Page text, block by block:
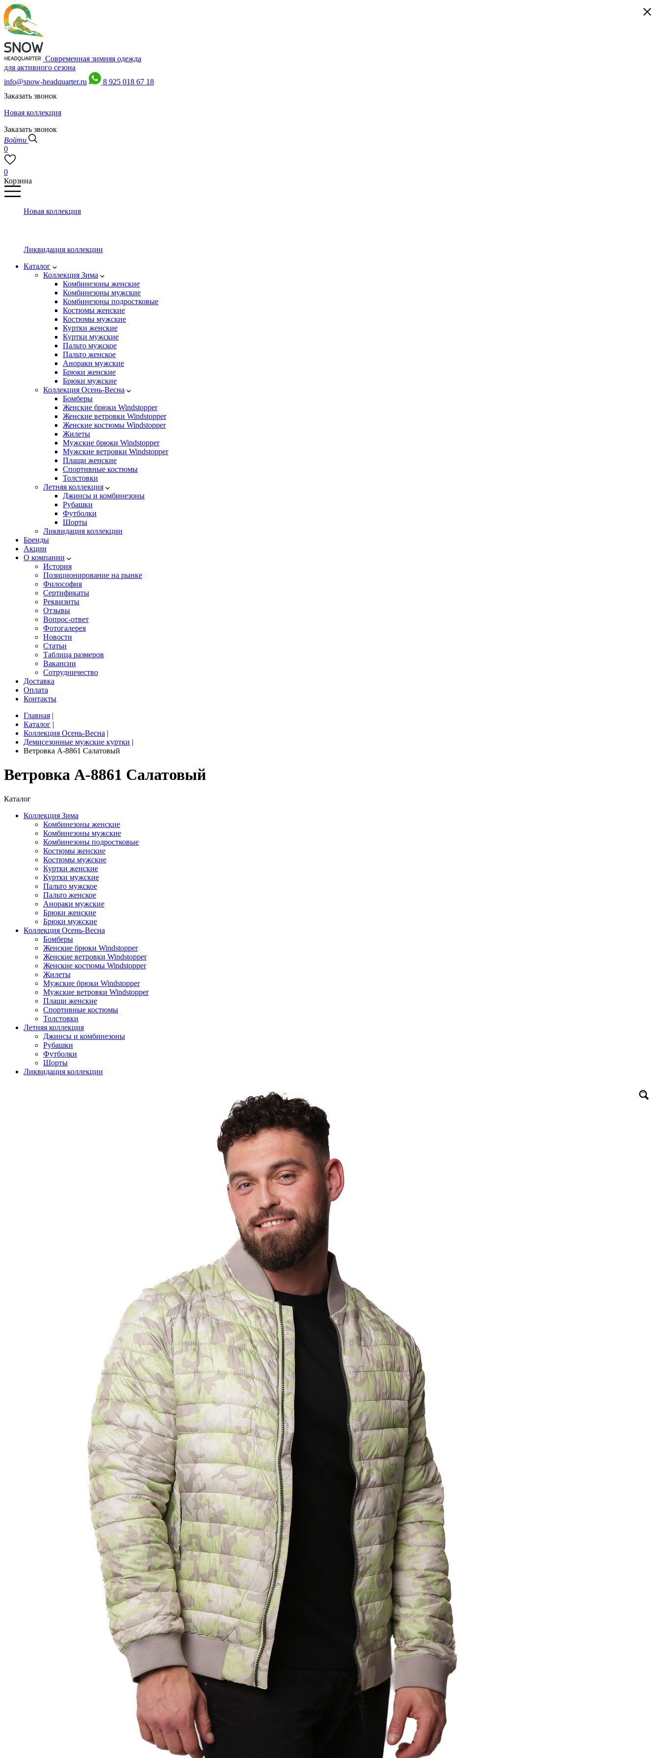
Современная зимняя одежда
для активного сезона
info@snow-headquarter.ru
8 925 018 67 18
Заказать звонок
Новая коллекция
Заказать звонок
Войти
0
0
Корзина
Новая коллекция
Ликвидация коллекции
Каталог
Коллекция Зима
Комбинезоны женские
Комбинезоны мужские
Комбинезоны подростковые
Костюмы женские
Костюмы мужские
Куртки женские
Куртки мужские
Пальто мужское
Пальто женское
Анораки мужские
Брюки женские
Брюки мужские
Коллекция Осень-Весна
Бомберы
Женские брюки Windstopper
Женские ветровки Windstopper
Женские костюмы Windstopper
Жилеты
Мужские брюки Windstopper
Мужские ветровки Windstopper
Плащи женские
Спортивные костюмы
Толстовки
Летняя коллекция
Джинсы и комбинезоны
Рубашки
Футболки
Шорты
Ликвидация коллекции
Бренды
Акции
О компании
История
Позиционирование на рынке
Философия
Сертификаты
Реквизиты
Отзывы
Вопрос-ответ
Фотогалерея
Новости
Статьи
Таблица размеров
Вакансии
Сотрудничество
Доставка
Оплата
Контакты
Главная |
Каталог |
Коллекция Осень-Весна |
Демисезонные мужские куртки |
Ветровка A-8861 Салатовый
Ветровка A-8861 Салатовый
Каталог
Коллекция Зима
Комбинезоны женские
Комбинезоны мужские
Комбинезоны подростковые
Костюмы женские
Костюмы мужские
Куртки женские
Куртки мужские
Пальто мужское
Пальто женское
Анораки мужские
Брюки женские
Брюки мужские
Коллекция Осень-Весна
Бомберы
Женские брюки Windstopper
Женские ветровки Windstopper
Женские костюмы Windstopper
Жилеты
Мужские брюки Windstopper
Мужские ветровки Windstopper
Плащи женские
Спортивные костюмы
Толстовки
Летняя коллекция
Джинсы и комбинезоны
Рубашки
Футболки
Шорты
Ликвидация коллекции